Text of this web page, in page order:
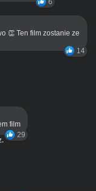
6
👏 Ten film zostanie ze
14
film
29